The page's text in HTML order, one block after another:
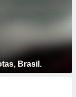
Brasil.